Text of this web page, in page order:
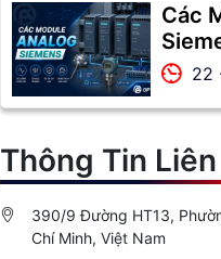
Các
22
Thông Tin
390/9 Đường HT13,
Chí Minh, Việt Nam